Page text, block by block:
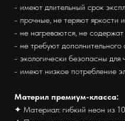
- имеют длительный срок
- прочные, не теряют яркости
- не нагреваются, не
- не требуют дополнительного
- экологически безопасны
- имеют низкое потребление
Материл премиум-класса:
✦ Материал: гибкий неон из